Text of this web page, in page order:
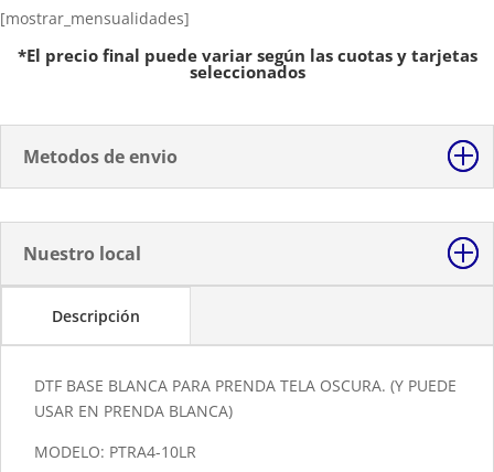
con
Reactiva
Oscuras
[mostrar_mensualidades]
*El precio final puede variar según las cuotas y tarjetas
seleccionados
Metodos de envio
Nuestro local
Descripción
DTF BASE BLANCA PARA PRENDA TELA OSCURA. (Y PUEDE
USAR EN PRENDA BLANCA)
MODELO: PTRA4-10LR